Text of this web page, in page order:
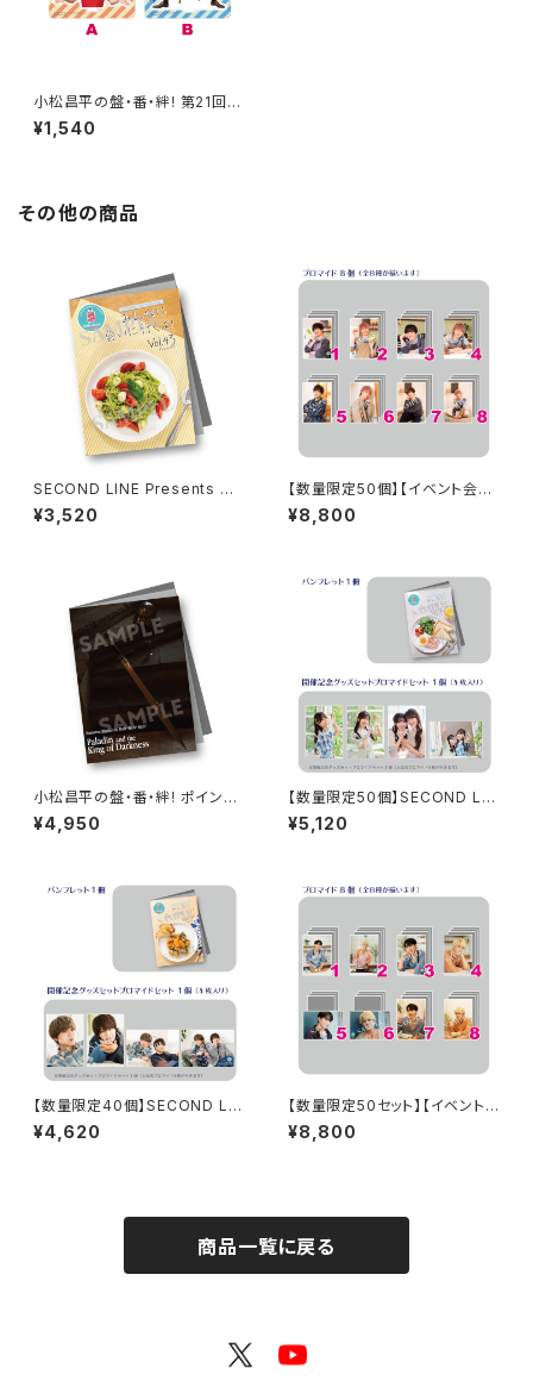
小松昌平の盤・番・絆! 第21回、
第22回 開催記念 アクリルスタ
ンド ※ランダム販売
¥1,540
その他の商品
SECOND LINE Presents み
んなに会いに行くよ! 第43回 in
静岡 パンフレット
¥3,520
【数量限定50個】【イベント会場
特典付き】SECOND LINE Pre
sents みんなに会いに行くよ!
¥8,800
小松昌平の盤・番・絆! ポイント
カード特典撮影記念 フォトブッ
ク
¥4,950
【数量限定50個】SECOND LIN
E Presents みんなに会いに行
くよ! 第46回 in 静岡 開催記念
¥5,120
【数量限定40個】SECOND LIN
E Presents みんなに会いに行
くよ! 第47回 in 静岡 開催記念
¥4,620
【数量限定50セット】【イベント
会場特典付き】SECOND LINE
Presents みんなに会いに行く
¥8,800
商品一覧に戻る